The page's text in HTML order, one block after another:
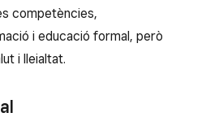
competències,
i educació formal, però
i lleialtat.